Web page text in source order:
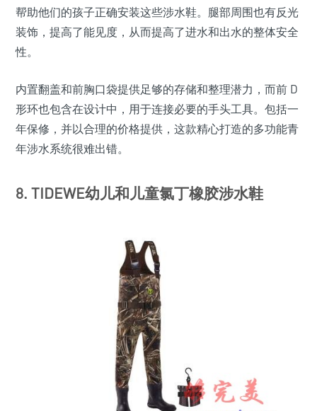
帮助他们的孩子正确安装这些涉水鞋。腿部周围也有反光
装饰，提高了能见度，从而提高了进水和出水的整体安全
性。
内置翻盖和前胸口袋提供足够的存储和整理潜力，而前 D
形环也包含在设计中，用于连接必要的手头工具。包括一
年保修，并以合理的价格提供，这款精心打造的多功能青
年涉水系统很难出错。
8. TIDEWE幼儿和儿童氯丁橡胶涉水鞋